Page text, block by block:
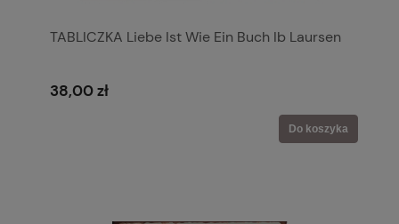
TABLICZKA Liebe Ist Wie Ein Buch Ib Laursen
38,00 zł
Do koszyka